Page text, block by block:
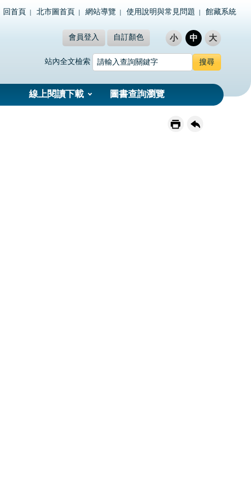
回首頁 北市圖首頁 網站導覽 使用說明與常見問題 館藏系統
會員登入 自訂顏色 小 中 大
站內全文檢索
線上閱讀下載 圖書查詢瀏覽